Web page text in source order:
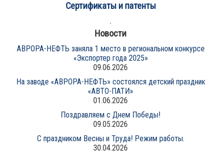
Сертификаты и патенты
Новости
АВРОРА-НЕФТЬ заняла 1 место в региональном конкурсе
«Экспортер года 2025»
09.06.2026
На заводе «АВРОРА-НЕФТЬ» состоялся детский праздник
«АВТО-ПАТИ»
01.06.2026
Поздравляем с Днем Победы!
09.05.2026
С праздником Весны и Труда! Режим работы.
30.04.2026